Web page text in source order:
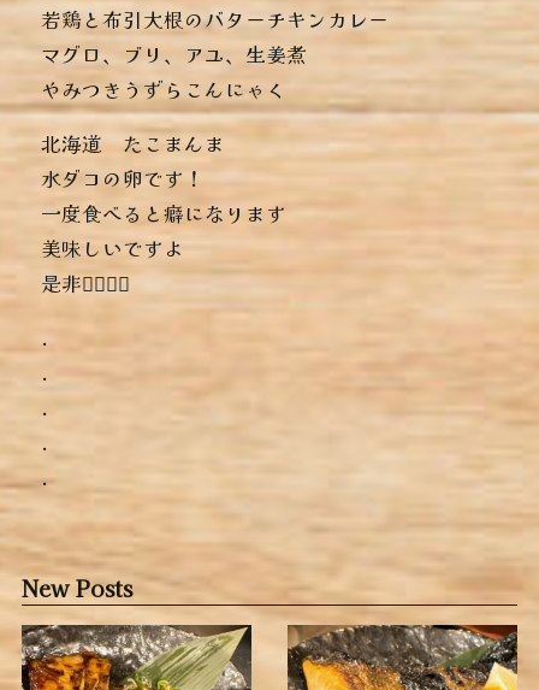
︎若鶏と布引大根のバターチキンカレー
︎マグロ、ブリ、アユ、生姜煮
︎やみつきうずらこんにゃく
北海道 たこまんま
水ダコの卵です！
一度食べると癖になります
美味しいですよ
是非っ🏻‍🏻‍🏻‍
.
.
.
.
.
New Posts